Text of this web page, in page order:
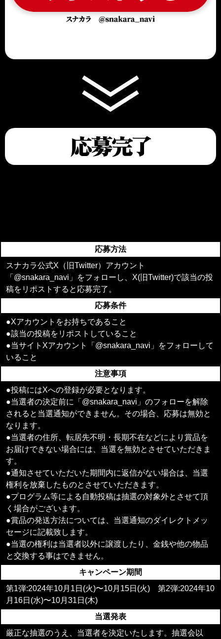
応募方法
スナカラ公式X（旧Twitter）アカウント
「@snakara_navi」をフォローし、X(旧Twitter)で該当の投
稿をリポストすると応募完了。
応募条件
●Xアカウントをお持ちであること
●該当の投稿をリポストしていること
●当サイトXアカウント「@snakara_navi」をフォローして
いること
注意事項
●投稿にはXへの登録が必要となります。
●当選者の決定前に「@snakara_navi」のフォローを解除
されると当選通知ができません。その場合、応募は無効と
なります。
●当選者の住所、転居先不明・長期不在などにより賞品を
お届けできない場合には、当選を無効とさせていただきま
す。
●通知させていただいた期間内に返信がない場合は、当選
権利を放棄したものとさせていただきます。
●プログラム等による自動投稿は抽選の対象外とさせて頂
く場合がございます。
●賞品の発送方法については、当選通知のダイレクトメッ
セージに記載致します。
●当選の権利は当選者以外に譲渡したり、金銭や他の物品
と交換する事はできません。
キャンペーン期間
第1弾:2024年10月1日(火)〜10月15日(火) 第2弾:2024年10
月16日(水)〜10月31日(木)
当選発表
厳正な抽選のうえ、当選者を決定いたします。抽選会以